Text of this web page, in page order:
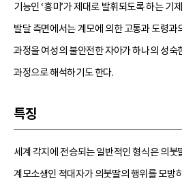
기능인 ‘흥미’가 제대로 발휘되도록 하는 기
발달 측면에서는 계모에 의한 고통과 도령
과정을 여성의 불안전한 자아가 하나의 성숙
과정으로 해석하기도 한다.
특징
세계 각지에 전승되는 일반적인 형식은 의붓
계모소생인 적대자가 의붓딸의 행위를 모방